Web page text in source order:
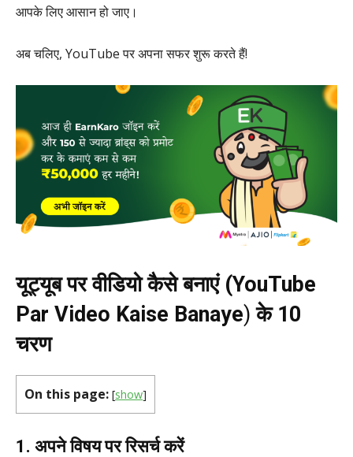
आपके लिए आसान हो जाए।
अब चलिए, YouTube पर अपना सफर शुरू करते हैं!
यूट्यूब पर वीडियो कैसे बनाएं (YouTube
Par Video Kaise Banaye)के 10
चरण
On this page: [show]
1. अपने विषय पर रिसर्च करें